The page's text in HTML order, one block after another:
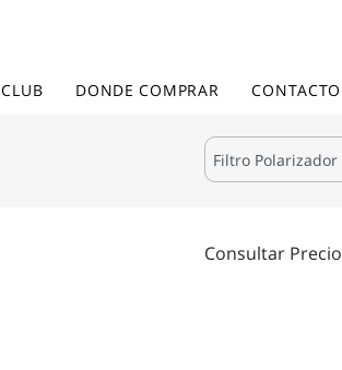
CLUB DONDE COMPRAR CONTACTO
Consultar Precio